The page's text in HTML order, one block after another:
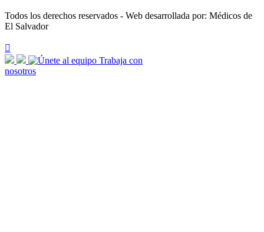
Todos los derechos reservados - Web desarrollada por: Médicos de
El Salvador
arrow
Trabaja con
nosotros